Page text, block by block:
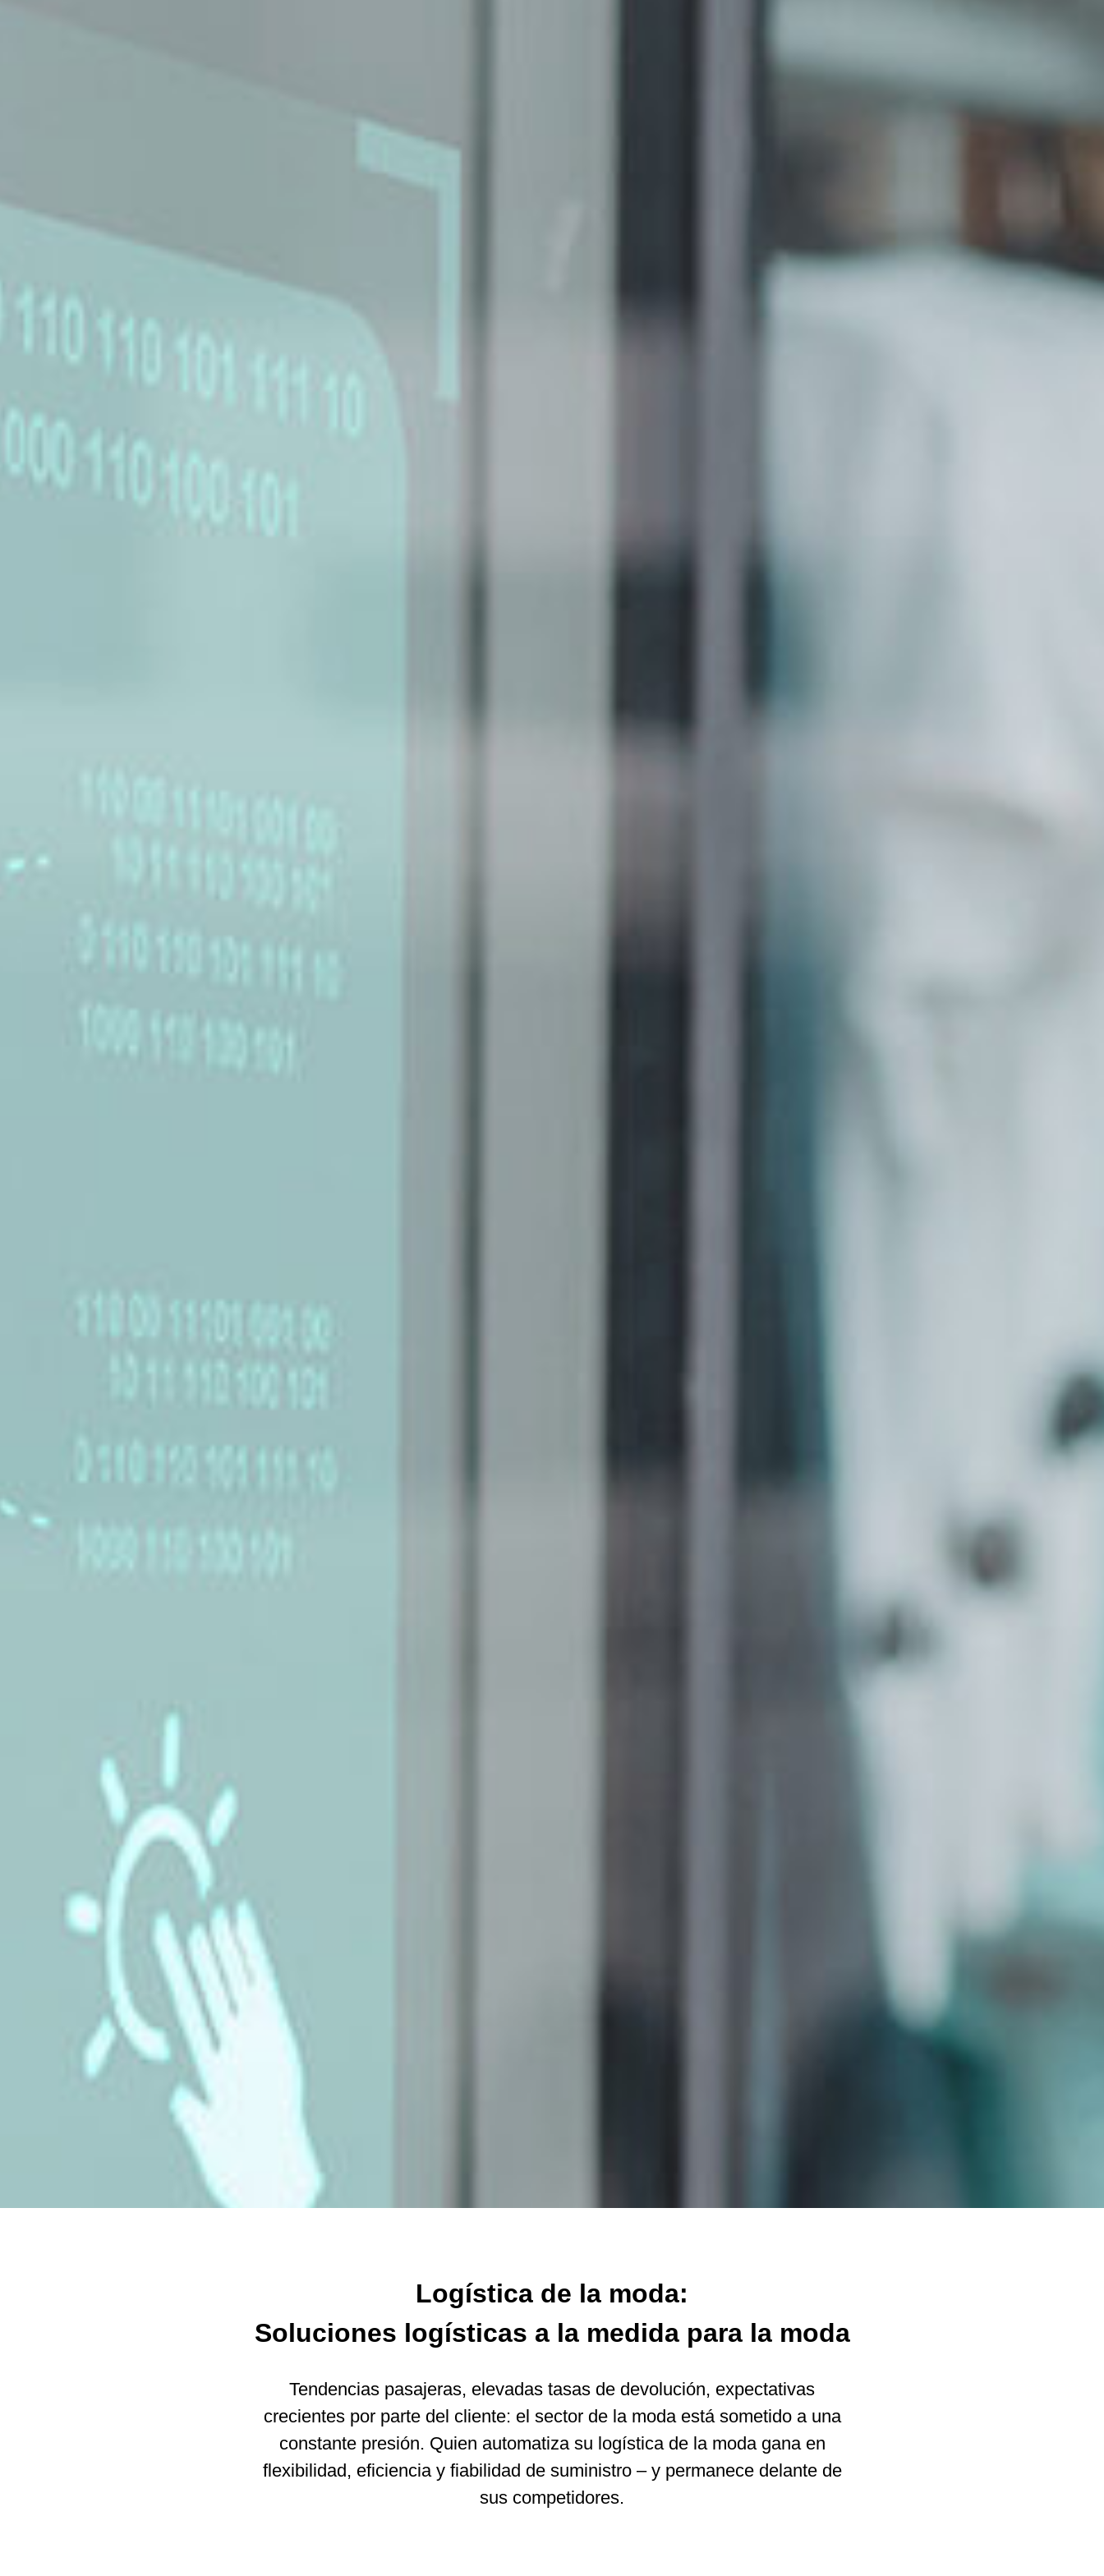
Logística de la moda:
Soluciones logísticas a la medida para la moda
Tendencias pasajeras, elevadas tasas de devolución, expectativas
crecientes por parte del cliente: el sector de la moda está sometido a una
constante presión. Quien automatiza su logística de la moda gana en
flexibilidad, eficiencia y fiabilidad de suministro – y permanece delante de
sus competidores.